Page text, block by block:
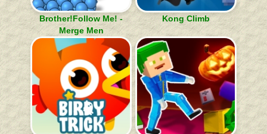
Brother!Follow Me! -
Merge Men
Kong Climb